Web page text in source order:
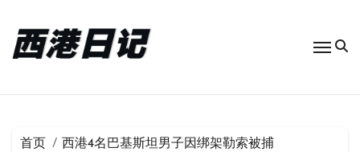
首页 西港4名巴基斯坦男子因绑架勒索被捕